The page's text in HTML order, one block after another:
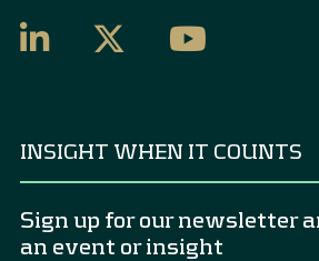
INSIGHT WHEN IT COUNTS
Sign up for our newsletter
an event or insight